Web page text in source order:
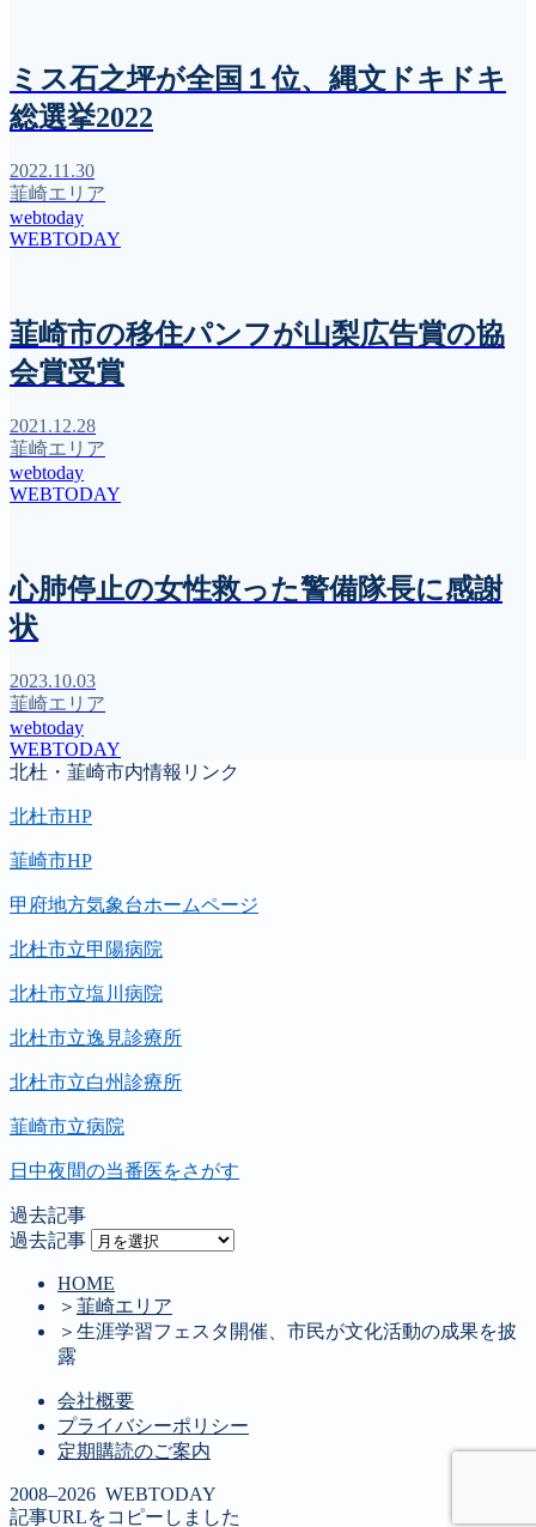
ミス石之坪が全国１位、縄文ドキドキ
総選挙2022
2022.11.30
韮崎エリア
webtoday
WEBTODAY
韮崎市の移住パンフが山梨広告賞の協
会賞受賞
2021.12.28
韮崎エリア
webtoday
WEBTODAY
心肺停止の女性救った警備隊長に感謝
状
2023.10.03
韮崎エリア
webtoday
WEBTODAY
北杜・韮崎市内情報リンク
北杜市HP
韮崎市HP
甲府地方気象台ホームページ
北杜市立甲陽病院
北杜市立塩川病院
北杜市立逸見診療所
北杜市立白州診療所
韮崎市立病院
日中夜間の当番医をさがす
過去記事
過去記事
HOME
＞ 韮崎エリア
＞ 生涯学習フェスタ開催、市民が文化活動の成果を披
露
会社概要
プライバシーポリシー
定期購読のご案内
2008–2026 WEBTODAY
記事URLをコピーしました